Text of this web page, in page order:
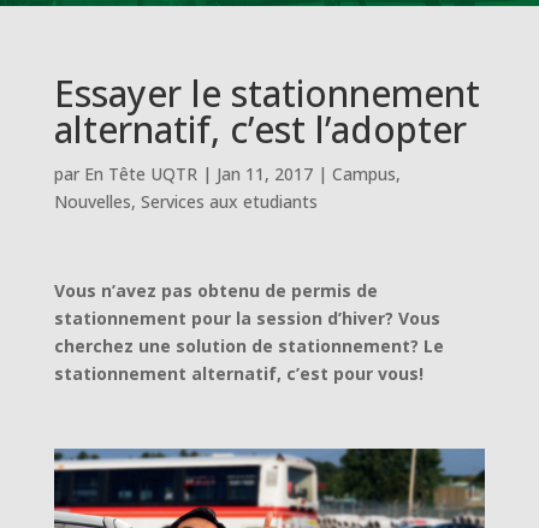
Essayer le stationnement
alternatif, c’est l’adopter
par En Tête UQTR| Jan 11, 2017| Campus,
Nouvelles, Services aux etudiants
Vous n’avez pas obtenu de permis de
stationnement pour la session d’hiver? Vous
cherchez une solution de stationnement? Le
stationnement alternatif, c’est pour vous!